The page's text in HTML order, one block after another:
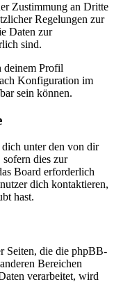
Zustimmung an Dritte
Regelungen zur
Daten zur
sind.
deinem Profil
Konfiguration im
sein können.
dich unter den von dir
dies zur
Board erforderlich
dich kontaktieren,
hast.
Seiten, die die phpBB-
Bereichen
verarbeitet, wird